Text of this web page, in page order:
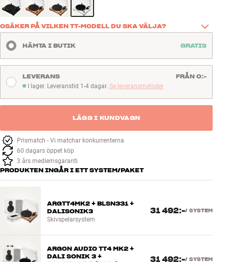
OSÄKER PÅ VILKEN TT-MODELL DU SKA VÄLJA?
Det finns många detaljer att hålla koll på när man väljer skivspelare.
Vår guide samlar allt på ett ställe och gör det enkelt att hitta den
Se den här
HÄMTA I BUTIK GRATIS
I lager. Leveranstid 1-4 dagar
I lager. Leveranstid 1-4 dagar. Se leveransmetoder
LEVERANS FRÅN 0:-
LÄGG I KUNDVAGN
Prismatch - Vi matchar konkurrenterna
60 dagars öppet köp
3 års medlemsgaranti
PRODUKTEN INGÅR I ETT SYSTEM/PAKET
ARGTT4MK2 + BLSN331 +
DALISONIK3
Skivspelarsystem
31 492:-/ SYSTEM
ARGON AUDIO TT4 MK2 +
DALI SONIK 3 +
31 492:-/ SYSTEM